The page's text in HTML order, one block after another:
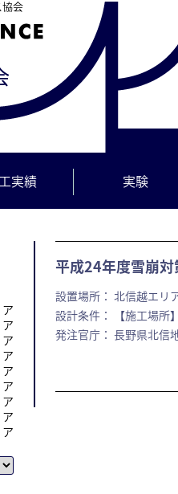
会
実績 実験
ア
ア
ア
ア
ア
ア
ア
ア
ア
平成24年度雪崩対
設置場所： 北信越エリ
設計条件： 【施工場所
発注官庁： 長野県北信